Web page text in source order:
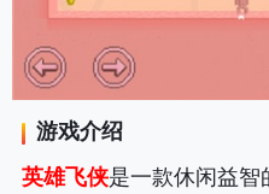
游戏介绍
英雄飞侠是一款休闲益智